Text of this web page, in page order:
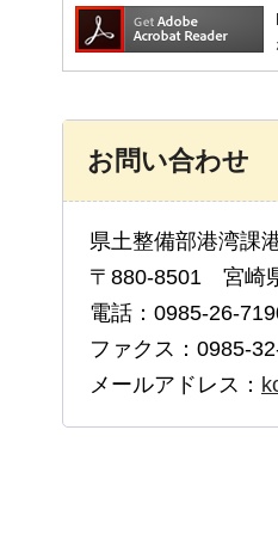
お問い合わせ
県土整備部港湾課
〒880-8501 宮崎
電話：0985-26-
ファクス：0985-
メールアドレス：